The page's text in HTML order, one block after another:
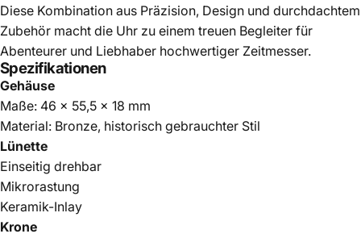
Diese Kombination aus Präzision, Design und durchdachtem
Zubehör macht die Uhr zu einem treuen Begleiter für
Abenteurer und Liebhaber hochwertiger Zeitmesser.
Spezifikationen
Gehäuse
Maße: 46 x 55,5 x 18 mm
Material: Bronze, historisch gebrauchter Stil
Lünette
Einseitig drehbar
Mikrorastung
Keramik-Inlay
Krone